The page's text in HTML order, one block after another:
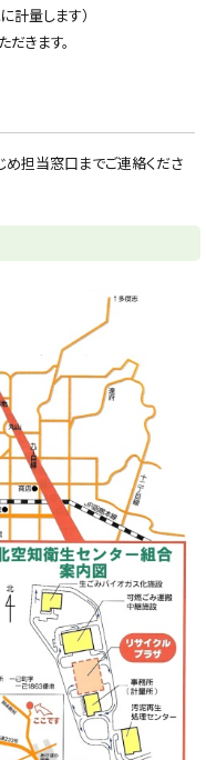
計量します）
きます。
担当窓口までご連絡くださ